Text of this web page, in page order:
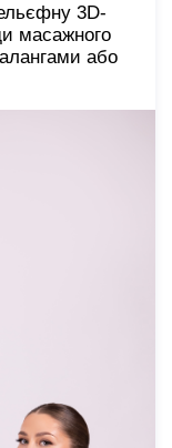
3D-
масажного
або